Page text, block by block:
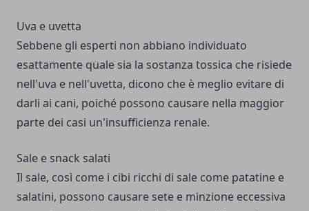
Uva e uvetta
Sebbene gli esperti non abbiano individuato
esattamente quale sia la sostanza tossica che risiede
nell'uva e nell'uvetta, dicono che è meglio evitare di
darli ai cani, poiché possono causare nella maggior
parte dei casi un'insufficienza renale.
Sale e snack salati
Il sale, così come i cibi ricchi di sale come patatine e
salatini, possono causare sete e minzione eccessiva